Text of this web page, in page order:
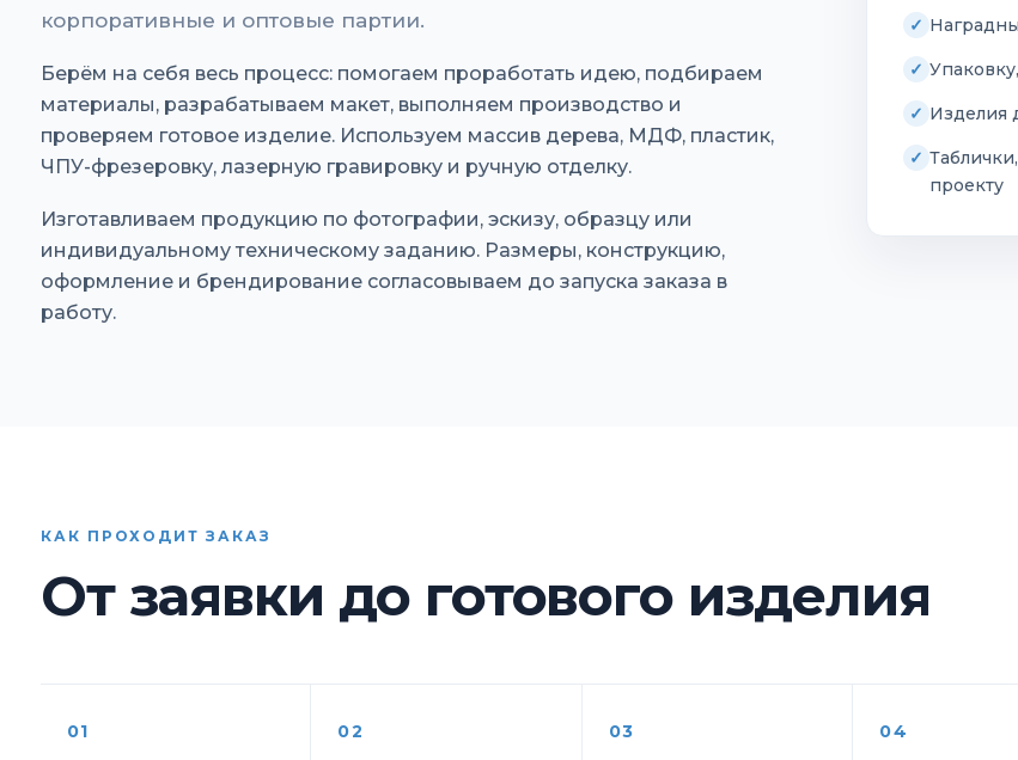
корпоративные и оптовые партии.
Берём на себя весь процесс: помогаем проработать идею, подбираем
материалы, разрабатываем макет, выполняем производство и
проверяем готовое изделие. Используем массив дерева, МДФ, пластик,
ЧПУ-фрезеровку, лазерную гравировку и ручную отделку.
Изготавливаем продукцию по фотографии, эскизу, образцу или
индивидуальному техническому заданию. Размеры, конструкцию,
оформление и брендирование согласовываем до запуска заказа в
работу.
Изделия
проекту
КАК ПРОХОДИТ ЗАКАЗ
От заявки до готового изделия
01 02 03 04